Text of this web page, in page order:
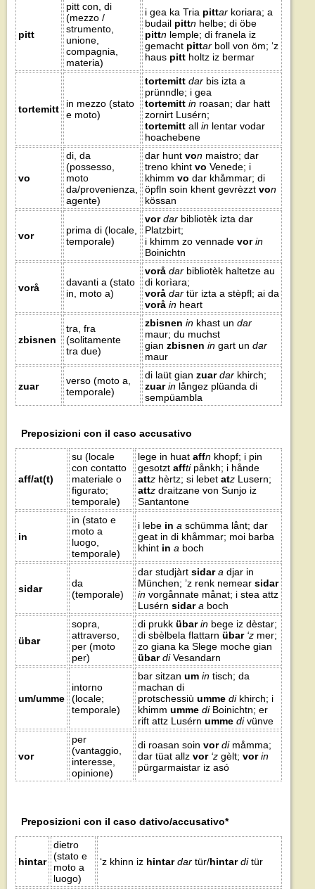
pitt
pitt con, di
(mezzo /
strumento,
unione,
compagnia,
materia)
i gea ka Tria pittar koriara; a
budail pittn helbe; di öbe
pittn lemple; di franela iz
gemacht pittar boll von öm; ‘z
haus pitt holtz iz bermar
tortemitt
in mezzo (stato
e moto)
tortemitt dar bis izta a
prünndle; i gea
tortemitt in roasan; dar hatt
zornirt Lusérn;
tortemitt all in lentar vodar
hoachebene
vo
di, da
(possesso,
moto
da/provenienza,
agente)
dar hunt von maistro; dar
treno khint vo Venede; i
khimm vo dar khåmmar; di
öpfln soin khent gevrèzzt von
kössan
vor
prima di (locale,
temporale)
vor dar bibliotèk izta dar
Platzbirt;
i khimm zo vennade vor in
Boinichtn
vorå
davanti a (stato
in, moto a)
vorå dar bibliotèk haltetze au
di korìara;
vorå dar tür izta a stèpfl; ai da
vorå in heart
zbisnen
tra, fra
(solitamente
tra due)
zbisnen in khast un dar
maur; du muchst
gian zbisnen in gart un dar
maur
zuar
verso (moto a,
temporale)
di laüt gian zuar dar khirch;
zuar in långez plüanda di
sempüambla
Preposizioni con il caso accusativo
aff/at(t)
su (locale
con contatto
materiale o
figurato;
temporale)
lege in huat affn khopf; i pin
gesotzt afftipånkh; i hånde
attz hèrtz; si lebet atz Lusern;
attz draitzane von Sunjo iz
Santantone
in
in (stato e
moto a
luogo,
temporale)
i lebe in a schümma lånt; dar
geat in di khåmmar; moi barba
khint in a boch
sidar
da
(temporale)
dar studjàrt sidar a djar in
München; ’z renk nemear sidar
in vorgånnate månat; i stea attz
Lusérn sidar a boch
übar
sopra,
attraverso,
per (moto
per)
di prukk übar in bege iz dèstar;
di sbèlbela flattarn übar ‘z mer;
zo giana ka Slege moche gian
übar diVesandarn
um/umme
intorno
(locale;
temporale)
bar sitzan um in tisch; da
machan di
protschessiù umme dikhirch; i
khimm umme diBoinichtn; er
rift attz Lusérn umme divünve
vor
per
(vantaggio,
interesse,
opinione)
di roasan soin vor dimåmma;
dar tüat allz vor ‘z gèlt; vor in
pürgarmaistar iz asó
Preposizioni con il caso dativo/accusativo*
hintar
dietro
(stato e
moto a
luogo)
‘z khinn iz hintar dar tür/hintar ditür